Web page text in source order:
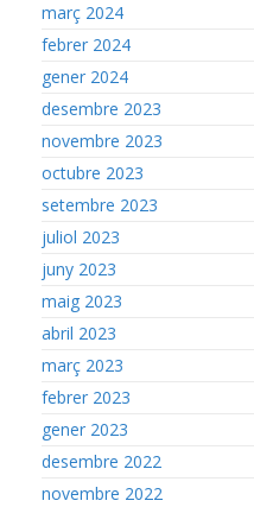
març 2024
febrer 2024
gener 2024
desembre 2023
novembre 2023
octubre 2023
setembre 2023
juliol 2023
juny 2023
maig 2023
abril 2023
març 2023
febrer 2023
gener 2023
desembre 2022
novembre 2022